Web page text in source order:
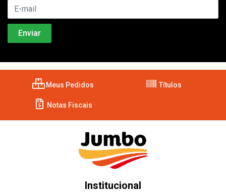
Meus Pedidos Títulos
Notas Fiscais
Institucional